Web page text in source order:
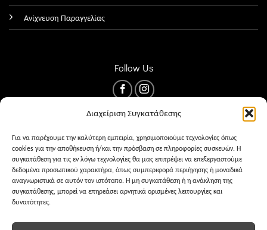
Διαχείριση Συγκατάθεσης
Για να παρέχουμε την καλύτερη εμπειρία, χρησιμοποιούμε τεχνολογίες όπως
cookies για την αποθήκευση ή/και την πρόσβαση σε πληροφορίες συσκευών. Η
συγκατάθεση για τις εν λόγω τεχνολογίες θα μας επιτρέψει να επεξεργαστούμε
δεδομένα προσωπικού χαρακτήρα, όπως συμπεριφορά περιήγησης ή μοναδικά
αναγνωριστικά σε αυτόν τον ιστότοπο. Η μη συγκατάθεση ή η ανάκληση της
συγκατάθεσης, μπορεί να επηρεάσει αρνητικά ορισμένες λειτουργίες και
δυνατότητες.
Ανίχνευση Παραγγελίας
Follow Us